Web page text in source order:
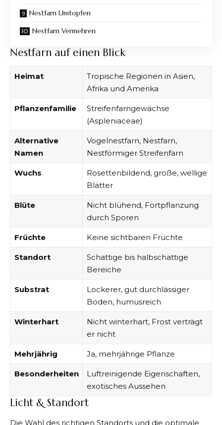
Nestfarn Umtopfen
Nestfarn Vermehren
Nestfarn auf einen Blick
Heimat
Tropische Regionen in Asien,
Afrika und Amerika
Pflanzenfamilie
Streifenfarngewächse
(Aspleniaceae)
Alternative
Namen
Vogelnestfarn, Nestfarn,
Nestförmiger Streifenfarn
Wuchs
Rosettenbildend, große, wellige
Blätter
Blüte
Nicht blühend, Fortpflanzung
durch Sporen
Früchte Keine sichtbaren Früchte
Standort
Schattige bis halbschattige
Bereiche
Substrat
Lockerer, gut durchlässiger
Boden, humusreich
Winterhart
Nicht winterhart, Frost verträgt
er nicht
Mehrjährig Ja, mehrjährige Pflanze
Besonderheiten
Luftreinigende Eigenschaften,
exotisches Aussehen
Licht & Standort
Die Wahl des richtigen Standorts und die optimale